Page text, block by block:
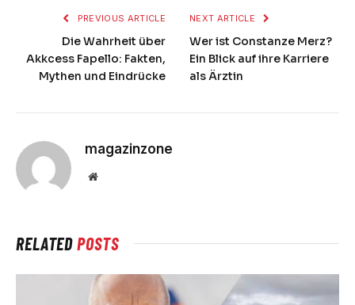
PREVIOUS ARTICLE
Die Wahrheit über
Akkcess Fapello: Fakten,
Mythen und Eindrücke
NEXT ARTICLE
Wer ist Constanze Merz?
Ein Blick auf ihre Karriere
als Ärztin
magazinzone
Website
RELATEDPOSTS